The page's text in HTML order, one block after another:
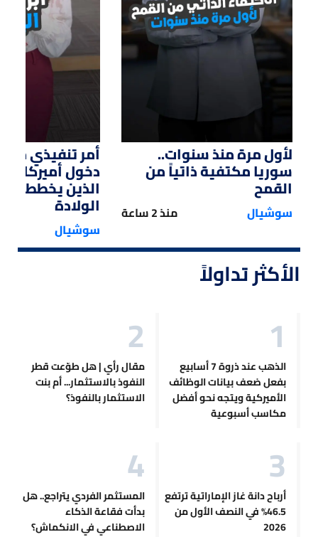
لأول مرة منذ سنوات..
سوريا مكتفية ذاتياً من
القمح
سوشيال منذ 2 ساعة
أمر تنفيذي من
دخول أميركا
الذين يخططون
الولادة
سوشيال
الأكثر تداولاً
الذهب عند ذروة 7 أسابيع
بفعل ضعف بيانات الوظائف
الأميركية ويتجه نحو أفضل
مكاسب أسبوعية
مقال رأي | هل طوّعت قطر
النفوذ بالاستثمار... أم بنت
الاستثمار بالنفوذ؟
أرباح دانة غاز الإماراتية ترتفع
46.5% في النصف الأول من
2026
المستثمر الفردي يتراجع.. هل
بدأت فقاعة الذكاء
الاصطناعي في الانكماش؟